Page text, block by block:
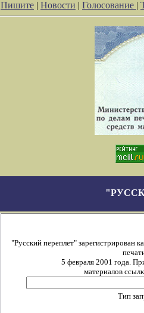
Пишите | Новости | Голосование |
"Русский переплет" зарегистрирован
5 февраля 2001 года.
материалов
Тип